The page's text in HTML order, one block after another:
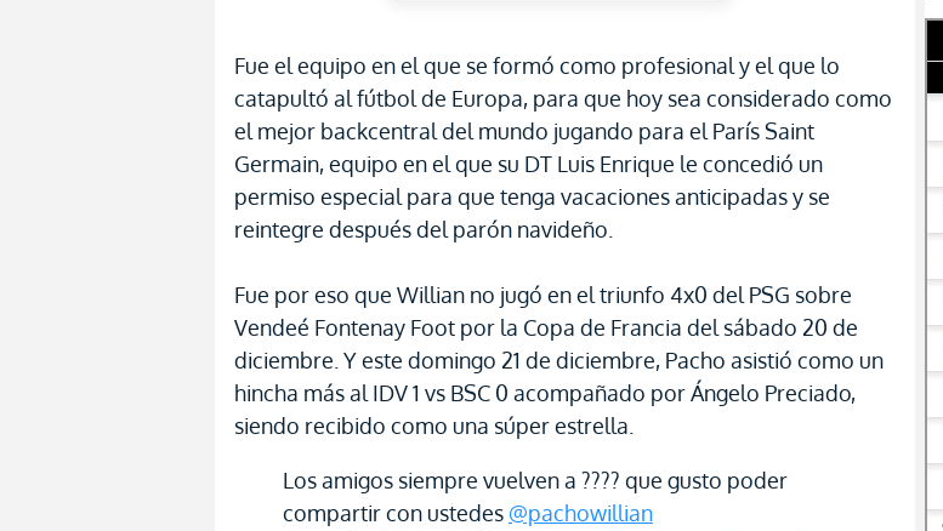
Fue el equipo en el que se formó como profesional y el que lo
catapultó al fútbol de Europa, para que hoy sea considerado como
el mejor backcentral del mundo jugando para el París Saint
Germain, equipo en el que su DT Luis Enrique le concedió un
permiso especial para que tenga vacaciones anticipadas y se
reintegre después del parón navideño.
Fue por eso que Willian no jugó en el triunfo 4x0 del PSG sobre
Vendeé Fontenay Foot por la Copa de Francia del sábado 20 de
diciembre. Y este domingo 21 de diciembre, Pacho asistió como un
hincha más al IDV 1 vs BSC 0 acompañado por Ángelo Preciado,
siendo recibido como una súper estrella.
Los amigos siempre vuelven a ???? que gusto poder
compartir con ustedes @pachowillian